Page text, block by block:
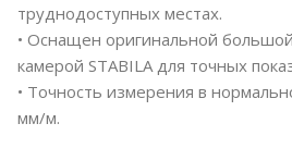
труднодоступных местах.
• Оснащен оригинальной
камерой STABILA для точных
• Точность измерения в
мм/м.